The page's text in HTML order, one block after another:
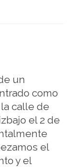
un
como
calle de
el 2 de
el
y el